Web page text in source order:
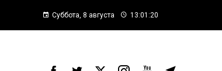
Суббота, 8 августа 13:01:20